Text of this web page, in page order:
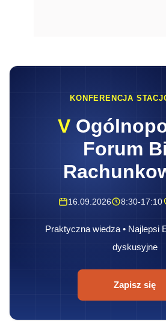
KONFERENCJA
V
Forum
16.09.2026 8:30-17:10
Praktyczna wiedza • Najlepsi
dyskusyjne
Zapisz się